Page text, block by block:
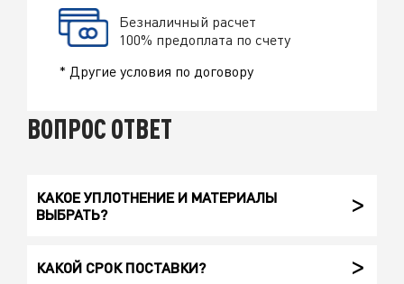
Безналичный расчет
100% предоплата по счету
* Другие условия по договору
ВОПРОС ОТВЕТ
КАКОЕ УПЛОТНЕНИЕ И МАТЕРИАЛЫ
ВЫБРАТЬ?
КАКОЙ СРОК ПОСТАВКИ?